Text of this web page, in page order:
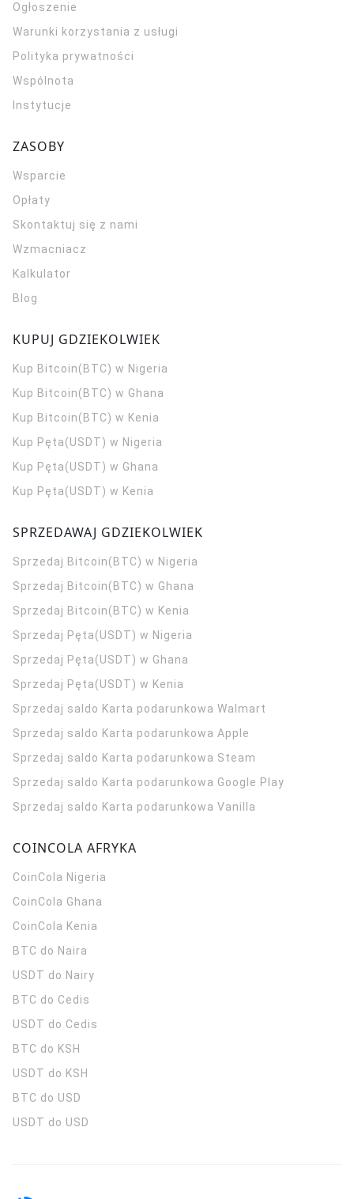
Ogłoszenie
Warunki korzystania z usługi
Polityka prywatności
Wspólnota
Instytucje
ZASOBY
Wsparcie
Opłaty
Skontaktuj się z nami
Wzmacniacz
Kalkulator
Blog
KUPUJ GDZIEKOLWIEK
Kup Bitcoin(BTC) w Nigeria
Kup Bitcoin(BTC) w Ghana
Kup Bitcoin(BTC) w Kenia
Kup Pęta(USDT) w Nigeria
Kup Pęta(USDT) w Ghana
Kup Pęta(USDT) w Kenia
SPRZEDAWAJ GDZIEKOLWIEK
Sprzedaj Bitcoin(BTC) w Nigeria
Sprzedaj Bitcoin(BTC) w Ghana
Sprzedaj Bitcoin(BTC) w Kenia
Sprzedaj Pęta(USDT) w Nigeria
Sprzedaj Pęta(USDT) w Ghana
Sprzedaj Pęta(USDT) w Kenia
Sprzedaj saldo Karta podarunkowa Walmart
Sprzedaj saldo Karta podarunkowa Apple
Sprzedaj saldo Karta podarunkowa Steam
Sprzedaj saldo Karta podarunkowa Google Play
Sprzedaj saldo Karta podarunkowa Vanilla
COINCOLA AFRYKA
CoinCola Nigeria
CoinCola Ghana
CoinCola Kenia
BTC do Naira
USDT do Nairy
BTC do Cedis
USDT do Cedis
BTC do KSH
USDT do KSH
BTC do USD
USDT do USD